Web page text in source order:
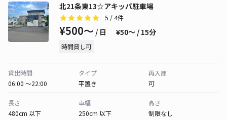
北21条東13☆アキッパ駐車場
5 / 4件
¥500〜 / 日 ¥50〜 / 15分
時間貸し可
貸出時間
06:00 〜22:00
タイプ
平置き
再入庫
可
長さ
480cm 以下
車幅
250cm 以下
高さ
制限なし